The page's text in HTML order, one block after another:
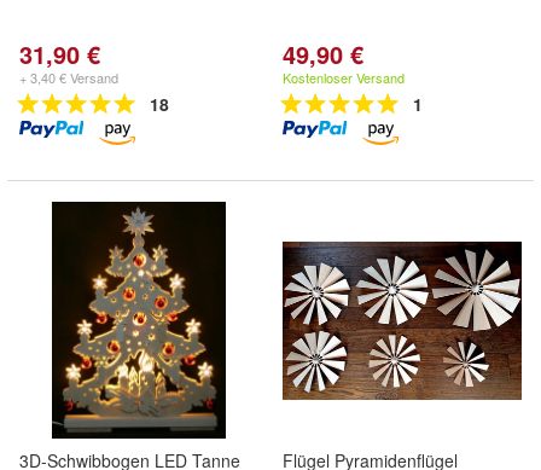
31,90 €
+ 3,40 € Versand
18
49,90 €
Kostenloser Versand
1
3D-Schwibbogen LED Tanne
Flügel Pyramidenflügel